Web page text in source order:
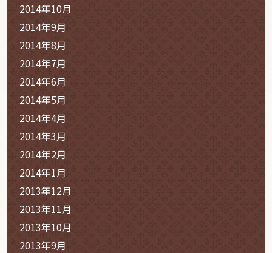
2014年10月
2014年9月
2014年8月
2014年7月
2014年6月
2014年5月
2014年4月
2014年3月
2014年2月
2014年1月
2013年12月
2013年11月
2013年10月
2013年9月